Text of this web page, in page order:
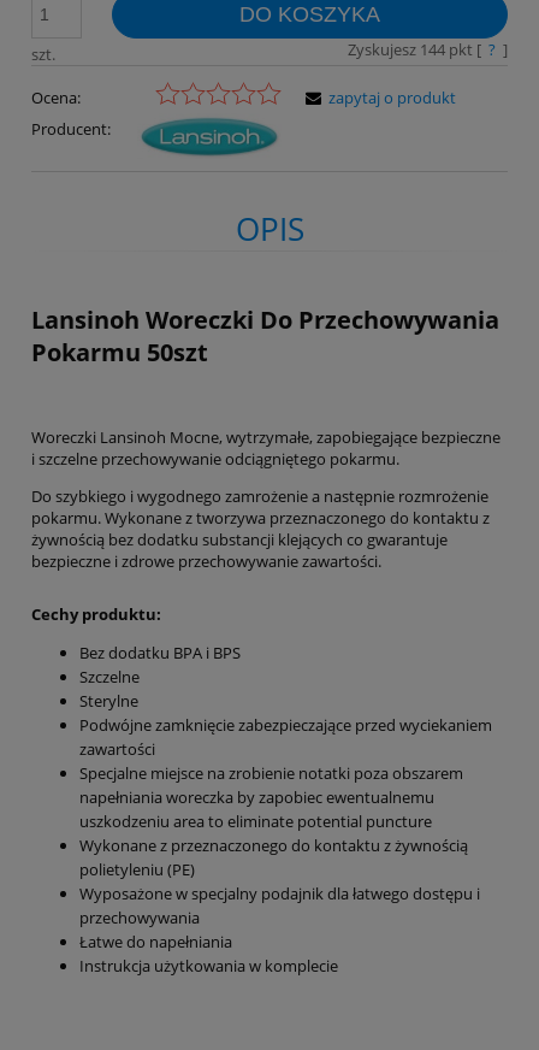
szt.
DO KOSZYKA
Zyskujesz 144pkt [ ? ]
Ocena:
Producent:
zapytaj o produkt
OPIS
Lansinoh Woreczki Do Przechowywania
Pokarmu 50szt
Woreczki Lansinoh Mocne, wytrzymałe, zapobiegające bezpieczne
i szczelne przechowywanie odciągniętego pokarmu.
Do szybkiego i wygodnego zamrożenie a następnie rozmrożenie
pokarmu. Wykonane z tworzywa przeznaczonego do kontaktu z
żywnością bez dodatku substancji klejących co gwarantuje
bezpieczne i zdrowe przechowywanie zawartości.
Cechy produktu:
Bez dodatku BPA i BPS
Szczelne
Sterylne
Podwójne zamknięcie zabezpieczające przed wyciekaniem
zawartości
Specjalne miejsce na zrobienie notatki poza obszarem
napełniania woreczka by zapobiec ewentualnemu
uszkodzeniu area to eliminate potential puncture
Wykonane z przeznaczonego do kontaktu z żywnością
polietyleniu (PE)
Wyposażone w specjalny podajnik dla łatwego dostępu i
przechowywania
Łatwe do napełniania
Instrukcja użytkowania w komplecie